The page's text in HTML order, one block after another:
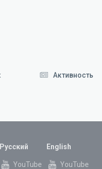
Активность
Русский
YouTube
English
YouTube